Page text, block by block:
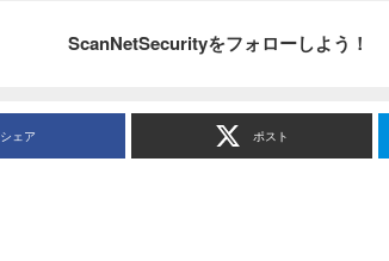
ScanNetSecurityをフォローしよう！
シェア ポスト